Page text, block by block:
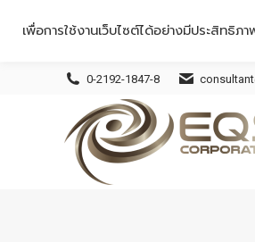
0-2192-1847-8
เพื่อการใช้งานเว็บไซต์ได้อย่างมีประสิทธิภ